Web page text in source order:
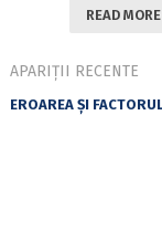
READ MORE
APARIȚII RECENTE
EROAREA ȘI